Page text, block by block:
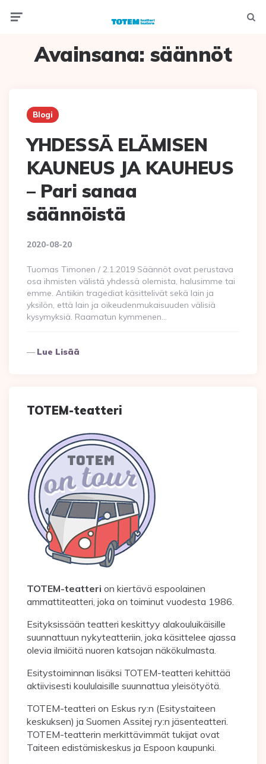
Avainsana: säännöt
Blogi
YHDESSÄ ELÄMISEN
KAUNEUS JA KAUHEUS
– Pari sanaa
säännöistä
2020-08-20
Tuomas Timonen / 2.1.2019 Säännöt ovat perustava
osa ihmisten välistä yhdessä olemista, halusimme tai
emme. Antiikin tragediat käsittelivät sekä lain ja
yksilön, että lain ja oikeudenmukaisuuden välisiä
kysymyksiä. Raamatun kymmenen…
Lue Lisää
TOTEM-teatteri
TOTEM-teatteri on kiertävä espoolainen
ammattiteatteri, joka on toiminut vuodesta 1986.
Esityksissään teatteri keskittyy alakouluikäisille
suunnattuun nykyteatteriin, joka käsittelee ajassa
olevia ilmiöitä nuoren katsojan näkökulmasta.
Esitystoiminnan lisäksi TOTEM-teatteri kehittää
aktiivisesti koululaisille suunnattua yleisötyötä.
TOTEM-teatteri on Eskus ry:n (Esitystaiteen
keskuksen) ja Suomen Assitej ry:n jäsenteatteri.
TOTEM-teatterin merkittävimmät tukijat ovat
Taiteen edistämiskeskus ja Espoon kaupunki.